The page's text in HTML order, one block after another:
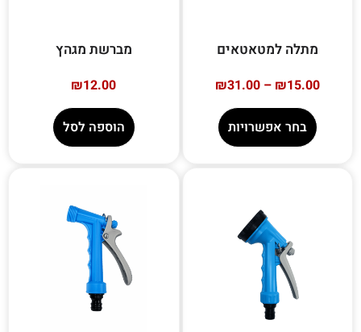
מתלה למטאטאים
₪15.00
–
₪31.00
בחר אפשרויות
מברשת מגהץ
₪12.00
הוספה לסל